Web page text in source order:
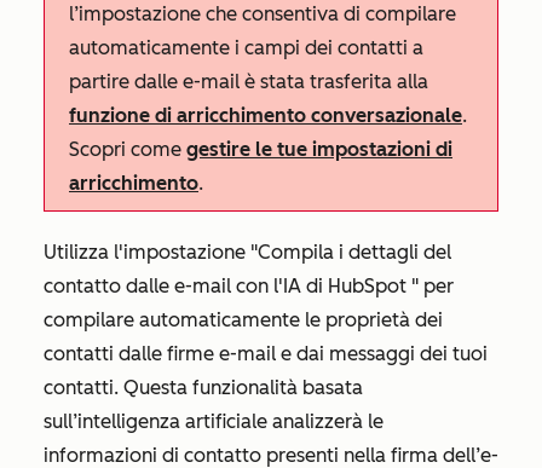
l’impostazione che consentiva di compilare
automaticamente i campi dei contatti a
partire dalle e-mail è stata trasferita alla
funzione di arricchimento conversazionale.
Scopri come gestire le tue impostazioni di
arricchimento.
Utilizza l'impostazione "Compila i dettagli del
contatto dalle e-mail con l'IA di HubSpot " per
compilare automaticamente le proprietà dei
contatti dalle firme e-mail e dai messaggi dei tuoi
contatti. Questa funzionalità basata
sull’intelligenza artificiale analizzerà le
informazioni di contatto presenti nella firma dell’e-